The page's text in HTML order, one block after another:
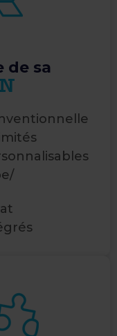
de sa